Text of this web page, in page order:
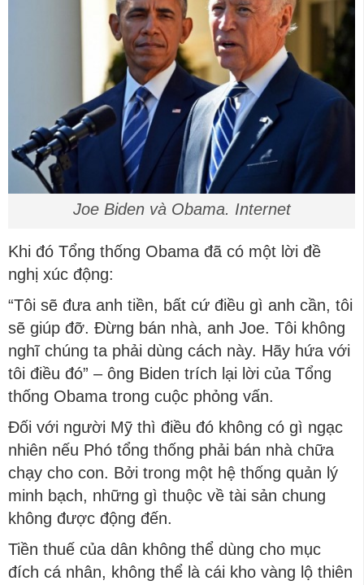
Joe Biden và Obama. Internet
Khi đó Tổng thống Obama đã có một lời đề
nghị xúc động:
“Tôi sẽ đưa anh tiền, bất cứ điều gì anh cần, tôi
sẽ giúp đỡ. Đừng bán nhà, anh Joe. Tôi không
nghĩ chúng ta phải dùng cách này. Hãy hứa với
tôi điều đó” – ông Biden trích lại lời của Tổng
thống Obama trong cuộc phỏng vấn.
Đối với người Mỹ thì điều đó không có gì ngạc
nhiên nếu Phó tổng thống phải bán nhà chữa
chạy cho con. Bởi trong một hệ thống quản lý
minh bạch, những gì thuộc về tài sản chung
không được động đến.
Tiền thuế của dân không thể dùng cho mục
đích cá nhân, không thể là cái kho vàng lộ thiên